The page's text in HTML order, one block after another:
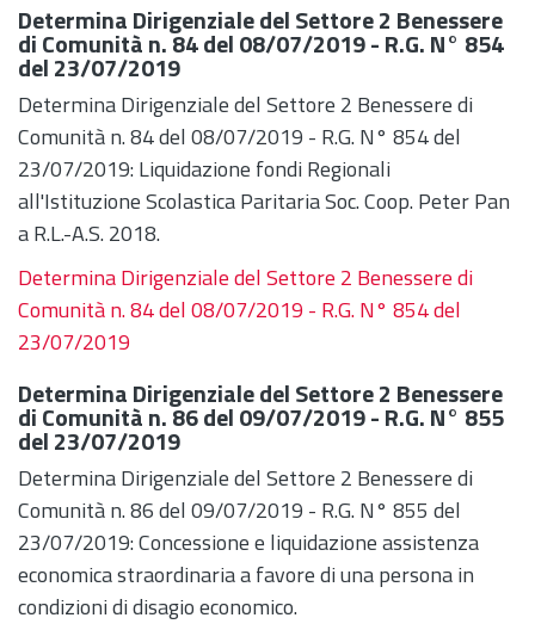
Determina Dirigenziale del Settore 2 Benessere
di Comunità n. 84 del 08/07/2019 - R.G. N° 854
del 23/07/2019
Determina Dirigenziale del Settore 2 Benessere di
Comunità n. 84 del 08/07/2019 - R.G. N° 854 del
23/07/2019: Liquidazione fondi Regionali
all'Istituzione Scolastica Paritaria Soc. Coop. Peter Pan
a R.L.-A.S. 2018.
Determina Dirigenziale del Settore 2 Benessere di
Comunità n. 84 del 08/07/2019 - R.G. N° 854 del
23/07/2019
Determina Dirigenziale del Settore 2 Benessere
di Comunità n. 86 del 09/07/2019 - R.G. N° 855
del 23/07/2019
Determina Dirigenziale del Settore 2 Benessere di
Comunità n. 86 del 09/07/2019 - R.G. N° 855 del
23/07/2019: Concessione e liquidazione assistenza
economica straordinaria a favore di una persona in
condizioni di disagio economico.